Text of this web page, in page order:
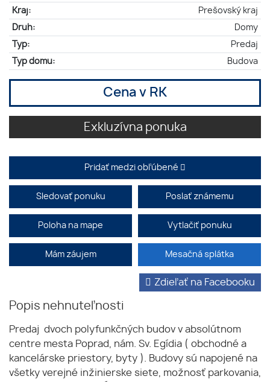
Kraj:
Prešovský kraj
Druh:
Domy
Typ:
Predaj
Typ domu:
Budova
Cena v RK
Exkluzívna ponuka
Pridať medzi obľúbené
Sledovať ponuku Poslať známemu
Poloha na mape Vytlačiť ponuku
Mám záujem Mesačná splátka
Popis nehnuteľnosti
Zdieľať na Facebooku
Predaj dvoch polyfunkčných budov v absolútnom
centre mesta Poprad, nám. Sv. Egídia ( obchodné a
kancelárske priestory, byty ). Budovy sú napojené na
všetky verejné inžinierske siete, možnosť parkovania,